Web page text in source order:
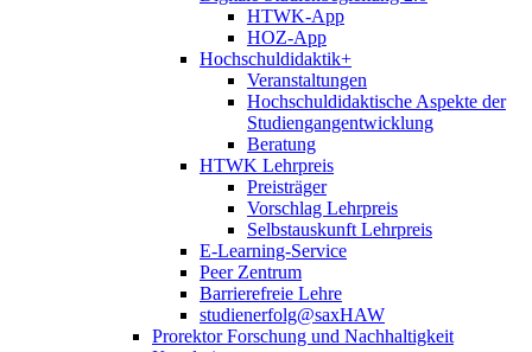
HTWK-App
HOZ-App
Hochschuldidaktik+
Veranstaltungen
Hochschuldidaktische Aspekte der
Studiengangentwicklung
Beratung
HTWK Lehrpreis
Preisträger
Vorschlag Lehrpreis
Selbstauskunft Lehrpreis
E-Learning-Service
Peer Zentrum
Barrierefreie Lehre
studienerfolg@saxHAW
Prorektor Forschung und Nachhaltigkeit